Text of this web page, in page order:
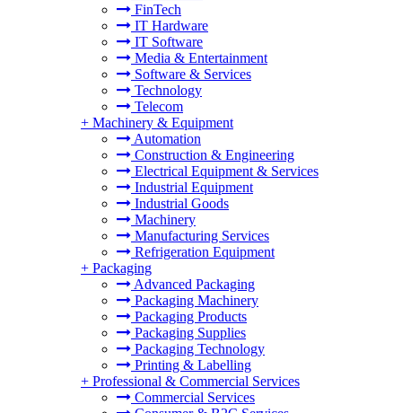
FinTech
IT Hardware
IT Software
Media & Entertainment
Software & Services
Technology
Telecom
+ Machinery & Equipment
Automation
Construction & Engineering
Electrical Equipment & Services
Industrial Equipment
Industrial Goods
Machinery
Manufacturing Services
Refrigeration Equipment
+ Packaging
Advanced Packaging
Packaging Machinery
Packaging Products
Packaging Supplies
Packaging Technology
Printing & Labelling
+ Professional & Commercial Services
Commercial Services